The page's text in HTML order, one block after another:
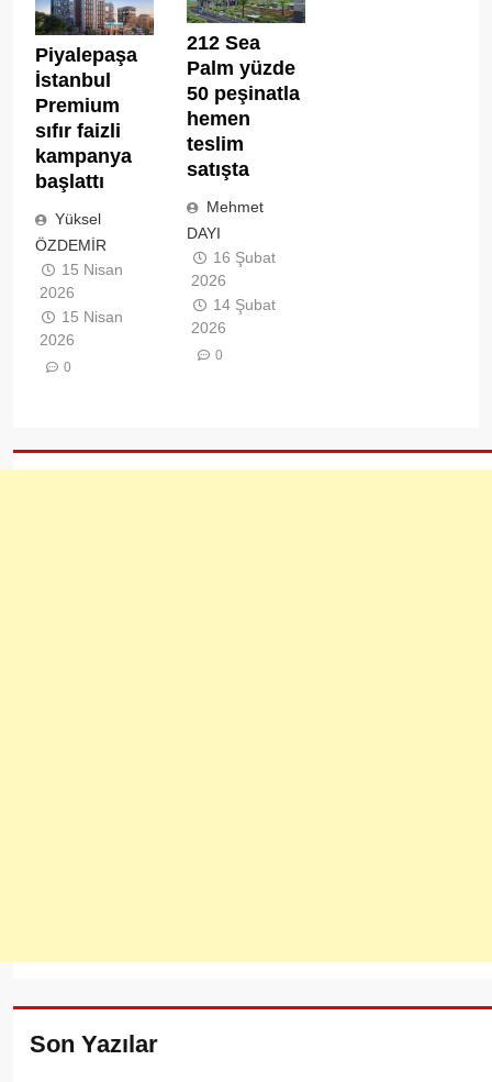
Piyalepaşa
İstanbul
Premium
sıfır faizli
kampanya
başlattı
Yüksel
ÖZDEMİR
15 Nisan
2026
15 Nisan
2026
0
212 Sea
Palm yüzde
50 peşinatla
hemen
teslim
satışta
Mehmet
DAYI
16 Şubat
2026
14 Şubat
2026
0
Son Yazılar